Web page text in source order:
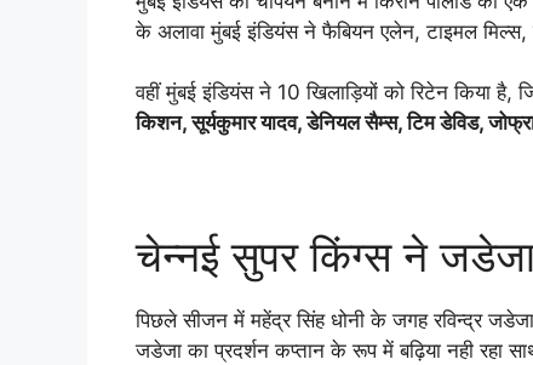
के अलावा मुंबई इंडियंस ने फैबियन एलेन, टाइमल
वहीं मुंबई इंडियंस ने 10 खिलाड़ियों को रिटेन किया
किशन, सूर्यकुमार यादव, डेनियल सैम्स, टिम डेविड,
चेन्नई सुपर किंग्स ने जडेजा
पिछले सीजन में महेंद्र सिंह धोनी के जगह रविन्द्र
जडेजा का प्रदर्शन कप्तान के रूप में बढ़िया नही रहा